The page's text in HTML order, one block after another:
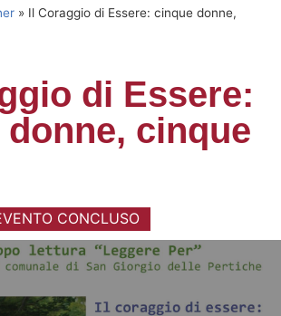
» Il Coraggio di Essere: cinque donne,
di Essere:
cinque
CONCLUSO